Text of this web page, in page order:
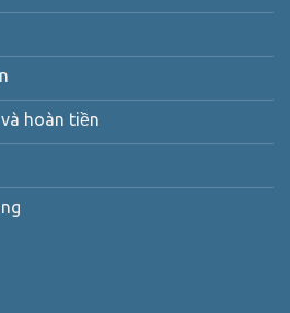
hoàn tiền